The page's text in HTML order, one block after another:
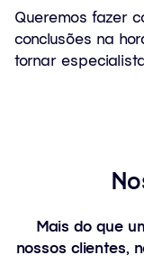
Queremos fazer
conclusões na
tornar
Mais do que
nossos clientes,